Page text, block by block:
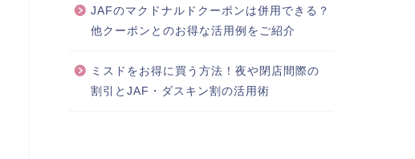
JAFのマクドナルドクーポンは併用できる？
他クーポンとのお得な活用例をご紹介
ミスドをお得に買う方法！夜や閉店間際の
割引とJAF・ダスキン割の活用術